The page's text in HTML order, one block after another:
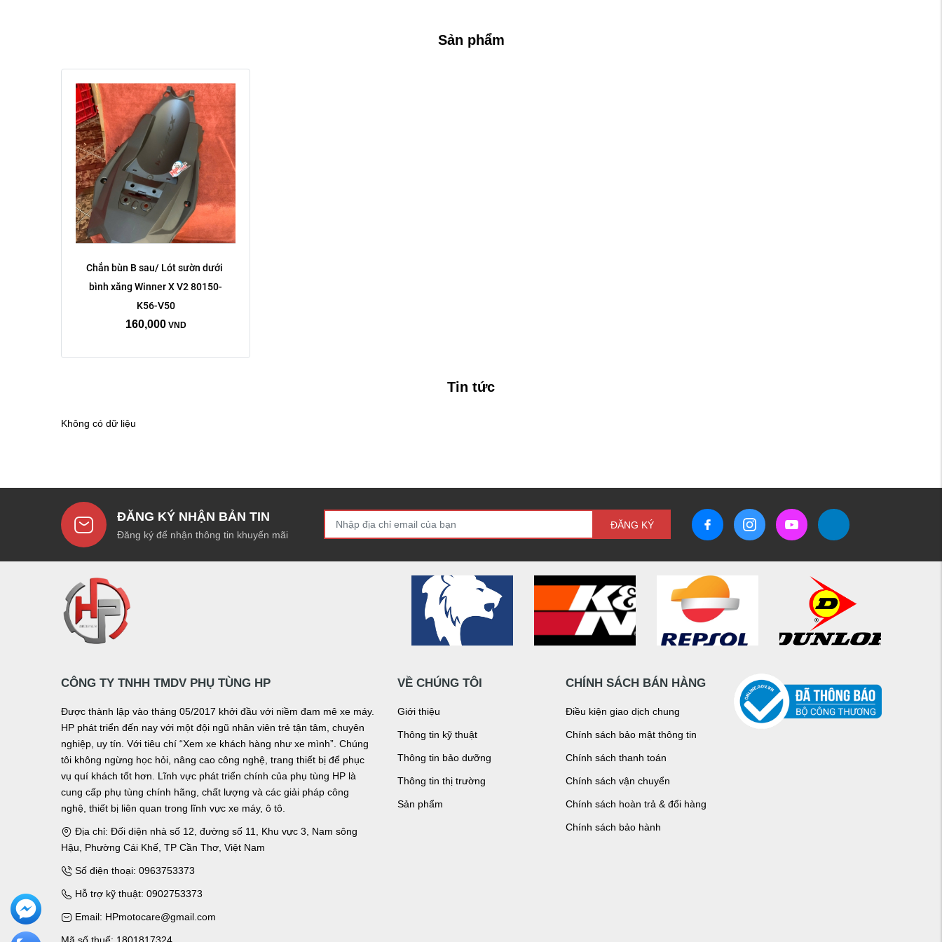
Sản phẩm
Chắn bùn B sau/ Lót sườn dưới
bình xăng Winner X V2 80150-
K56-V50
160,000 VND
Tin tức
Không có dữ liệu
ĐĂNG KÝ NHẬN BẢN TIN
Đăng ký để nhận thông tin khuyến mãi
ĐĂNG KÝ
CÔNG TY TNHH TMDV PHỤ TÙNG HP
Được thành lập vào tháng 05/2017 khởi đầu với niềm đam mê xe máy.
HP phát triển đến nay với một đội ngũ nhân viên trẻ tận tâm, chuyên
nghiệp, uy tín. Với tiêu chí “Xem xe khách hàng như xe mình”. Chúng
tôi không ngừng học hỏi, nâng cao công nghệ, trang thiết bị để phục
vụ quí khách tốt hơn. Lĩnh vực phát triển chính của phụ tùng HP là
cung cấp phụ tùng chính hãng, chất lượng và các giải pháp công
nghệ, thiết bị liên quan trong lĩnh vực xe máy, ô tô.
Địa chỉ: Đối diện nhà số 12, đường số 11, Khu vực 3, Nam sông
Hậu, Phường Cái Khế, TP Cần Thơ, Việt Nam
Số điện thoại: 0963753373
Hỗ trợ kỹ thuật: 0902753373
Email: HPmotocare@gmail.com
Mã số thuế: 1801817324
VỀ CHÚNG TÔI
Giới thiệu
Thông tin kỹ thuật
Thông tin bảo dưỡng
Thông tin thị trường
Sản phẩm
CHÍNH SÁCH BÁN HÀNG
Điều kiện giao dịch chung
Chính sách bảo mật thông tin
Chính sách thanh toán
Chính sách vận chuyển
Chính sách hoàn trả & đổi hàng
Chính sách bảo hành